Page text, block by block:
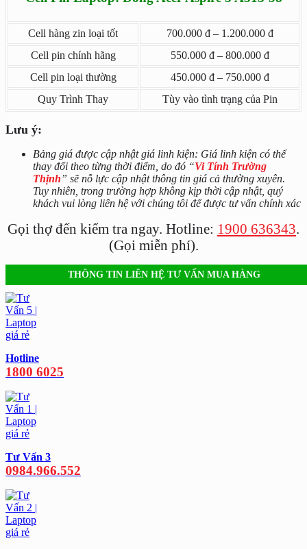
Cell hàng zin loại tốt
700.000 đ – 1.200.000 đ
Cell pin chính hãng
550.000 đ – 800.000 đ
Cell pin loại thường
450.000 đ – 750.000 đ
Quy Trình Thay
Tùy vào tình trạng của Pin
Lưu ý:
Bảng giá được cập nhật giá linh kiện: Giá linh kiện có thể
thay đổi theo từng thời điểm, do đó “Vi Tính Trường
Thịnh” sẽ nỗ lực cập nhật thông tin giá cả thường xuyên.
Tuy nhiên, trong trường hợp không kịp thời cập nhật, quý
khách vui lòng liên hệ với chúng tôi để được tư vấn chính xác
Gọi thợ đến kiểm tra ngay. Hotline: 1900 636343.
(Gọi miễn phí).
THÔNG TIN LIÊN HỆ TƯ VẤN MUA HÀNG
Hotline
1800 6025
Tư Vấn 3
0984.966.552